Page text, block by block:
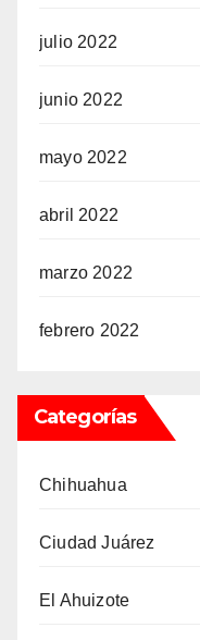
julio 2022
junio 2022
mayo 2022
abril 2022
marzo 2022
febrero 2022
Categorías
Chihuahua
Ciudad Juárez
El Ahuizote